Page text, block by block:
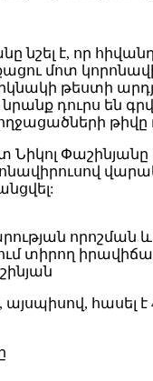
նշել է, որ
մոտ
թեստի
դուրս են
թիվը
Փաշինյանը
որոշման և
տիրող
հասել է